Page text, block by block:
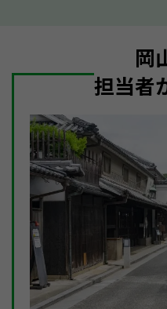
岡
担当者